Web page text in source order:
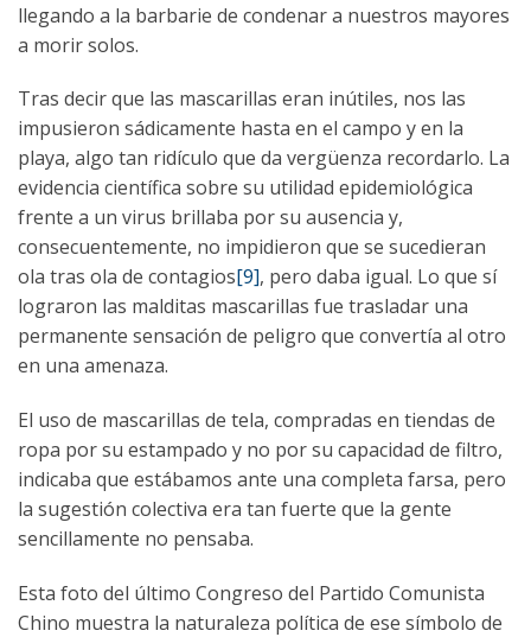
llegando a la barbarie de condenar a nuestros mayores
a morir solos.
Tras decir que las mascarillas eran inútiles, nos las
impusieron sádicamente hasta en el campo y en la
playa, algo tan ridículo que da vergüenza recordarlo. La
evidencia científica sobre su utilidad epidemiológica
frente a un virus brillaba por su ausencia y,
consecuentemente, no impidieron que se sucedieran
ola tras ola de contagios[9], pero daba igual. Lo que sí
lograron las malditas mascarillas fue trasladar una
permanente sensación de peligro que convertía al otro
en una amenaza.
El uso de mascarillas de tela, compradas en tiendas de
ropa por su estampado y no por su capacidad de filtro,
indicaba que estábamos ante una completa farsa, pero
la sugestión colectiva era tan fuerte que la gente
sencillamente no pensaba.
Esta foto del último Congreso del Partido Comunista
Chino muestra la naturaleza política de ese símbolo de